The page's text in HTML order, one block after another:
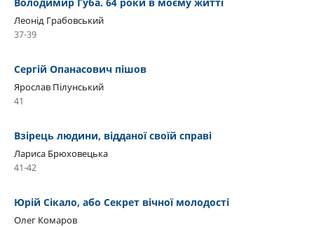
Леонід Грабовський
37-39
Сергій Опанасович пішов
Ярослав Пілунський
41
Взірець людини, відданої своїй справі
Лариса Брюховецька
41-42
Юрій Сікало, або Секрет вічної молодості
Олег Комаров